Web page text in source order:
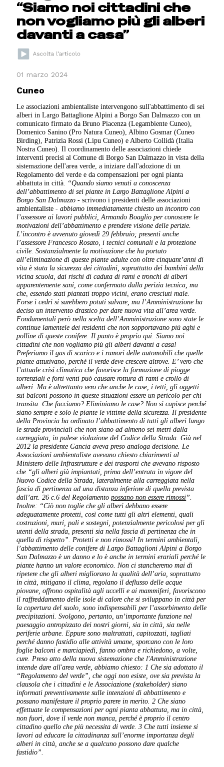
“Siamo noi cittadini che
non vogliamo più gli alberi
davanti a casa”
01 marzo 2024
Cuneo
Le associazioni ambientaliste intervengono sull'abbattimento di sei
alberi in Largo Battaglione Alpini a Borgo San Dalmazzo con un
comunicato firmato da Bruno Piacenza (Legambiente Cuneo),
Domenico Sanino (Pro Natura Cuneo), Albino Gosmar (Cuneo
Birding), Patrizia Rossi (Lipu Cuneo) e Alberto Collidà (Italia
Nostra Cuneo). Il coordinamento delle associazioni chiede
interventi precisi al Comune di Borgo San Dalmazzo in vista della
sistemazione dell'area verde, a iniziare dall'adozione di un
Regolamento del verde e da compensazioni per ogni pianta
abbattuta in città.
“Quando siamo venuti a conoscenza
dell’abbattimento di sei piante in Largo Battaglione Alpini a
Borgo San Dalmazzo- scrivono i presidenti delle associazioni
ambientaliste- abbiamo immediatamente chiesto un incontro con
l’assessore ai lavori pubblici, Armando Boaglio per conoscere le
motivazioni dell’abbattimento e prendere visione delle perizie.
L’incontro è avvenuto giovedì 29 febbraio; presenti anche
l’assessore Francesco Rosato, i tecnici comunali e la protezione
civile. Sostanzialmente la motivazione che ha portato
all’eliminazione di queste piante adulte con oltre cinquant’anni di
vita è stata la sicurezza dei cittadini, soprattutto dei bambini della
vicina scuola, dai rischi di caduta di rami e tronchi di alberi
apparentemente sani, come confermato dalla perizia tecnica, ma
che, essendo stati piantati troppo vicini, erano cresciuti male.
Forse i cedri si sarebbero potuti salvare, ma l’Amministrazione ha
deciso un intervento drastico per dare nuova vita all’area verde.
Fondamentali però nella scelta dell’Amministrazione sono state le
continue lamentele dei residenti che non sopportavano più aghi e
polline di queste conifere. Il punto è proprio qui. Siamo noi
cittadini che non vogliamo più gli alberi davanti a casa!
Preferiamo il gas di scarico e i rumori delle automobili che quelle
piante attutivano, perché il verde deve crescere altrove. E’ vero che
l’attuale crisi climatica che favorisce la formazione di piogge
torrenziali e forti venti può causare rottura di rami e crollo di
alberi. Ma è altrettanto vero che anche le case, i tetti, gli oggetti
sui balconi possono in queste situazioni essere un pericolo per chi
transita. Che facciamo? Eliminiamo le case? Non si capisce perché
siano sempre e solo le piante le vittime della sicurezza. Il presidente
della Provincia ha ordinato l’abbattimento di tutti gli alberi lungo
le strade provinciali che non siano ad almeno sei metri dalla
carreggiata, in palese violazione del Codice della Strada. Già nel
2012 la presidente Gancia aveva preso analoga decisione. Le
Associazioni ambientaliste avevano chiesto chiarimenti al
Ministero delle Infrastrutture e dei trasporti che avevano risposto
che “gli alberi già impiantati, prima dell’entrata in vigore del
Nuovo Codice della Strada, lateralmente alla carreggiata nella
fascia di pertinenza ad una distanza inferiore di quella prevista
dall’art. 26 c.6 del Regolamentopossano non essere rimossi”.
Inoltre: “Ciò non toglie che gli alberi debbano essere
adeguatamente protetti, così come tutti gli altri elementi, quali
costruzioni, muri, pali e sostegni, potenzialmente pericolosi per gli
utenti della strada, presenti sia nella fascia di pertinenza che in
quella di rispetto”. Protetti e non rimossi! In termini ambientali,
l’abbattimento delle conifere di Largo Battaglioni Alpini a Borgo
San Dalmazzo è un danno e lo è anche in termini erariali perché le
piante hanno un valore economico. Non ci stancheremo mai di
ripetere che gli alberi migliorano la qualità dell’aria, soprattutto
in città, mitigano il clima, regolano il deflusso delle acque
piovane, offrono ospitalità agli uccelli e ai mammiferi, favoriscono
il raffreddamento delle isole di calore che si sviluppano in città per
la copertura del suolo, sono indispensabili per l’assorbimento delle
precipitazioni. Svolgono, pertanto, un’importante funzione nel
paesaggio antropizzato dei nostri giorni, sia in città, sia nelle
periferie urbane. Eppure sono maltrattati, capitozzati, tagliati
perché danno fastidio alle attività umane sporcano con le loro
foglie balconi e marciapiedi, fanno ombra e richiedono, a volte,
cure. Preso atto della nuova sistemazione che l'Amministrazione
intende dare all'area verde, abbiamo chiesto: 1 Che sia adottato il
“Regolamento del verde”, che oggi non esiste, ove sia prevista la
clausola che i cittadini e le Associazione (stakeholder) siano
informati preventivamente sulle intenzioni di abbattimento e
possano manifestare il proprio parere in merito. 2 Che siano
effettuate le compensazioni per ogni pianta abbattuta, ma in città,
non fuori, dove il verde non manca, perché è proprio il centro
cittadino quello che più necessita di verde. 3 Che tutti insieme si
lavori ad educare la cittadinanza sull’enorme importanza degli
alberi in città, anche se a qualcuno possono dare qualche
fastidio”.